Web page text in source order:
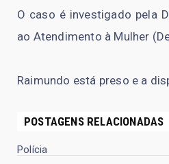
O caso é investigado pela
ao Atendimento à Mulher
Raimundo está preso e a
POSTAGENS RELACIONADAS
Polícia